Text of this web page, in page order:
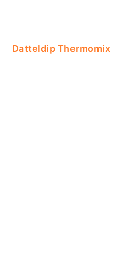
Datteldip Thermomix